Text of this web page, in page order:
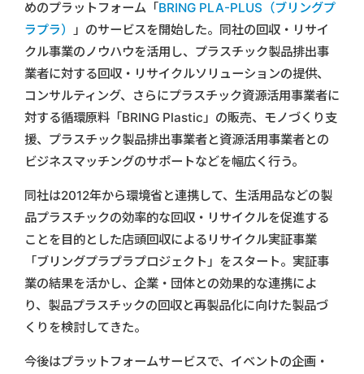
めのプラットフォーム「BRING PLA-PLUS（ブリングプ
ラプラ）
」のサービスを開始した。同社の回収・リサイ
クル事業のノウハウを活用し、プラスチック製品排出事
業者に対する回収・リサイクルソリューションの提供、
コンサルティング、さらにプラスチック資源活用事業者に
対する循環原料「BRING Plastic」の販売、モノづくり支
援、プラスチック製品排出事業者と資源活用事業者との
ビジネスマッチングのサポートなどを幅広く行う。
同社は2012年から環境省と連携して、生活用品などの製
品プラスチックの効率的な回収・リサイクルを促進する
ことを目的とした店頭回収によるリサイクル実証事業
「ブリングプラプラプロジェクト」をスタート。実証事
業の結果を活かし、企業・団体との効果的な連携によ
り、製品プラスチックの回収と再製品化に向けた製品づ
くりを検討してきた。
今後はプラットフォームサービスで、イベントの企画・